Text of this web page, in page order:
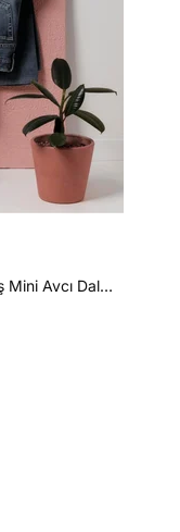
Oversize Ahtapot Yakalamış Mini Avcı Dalgıç Tasarım unisex T-shirt